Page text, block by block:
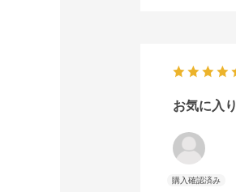
お気に入り